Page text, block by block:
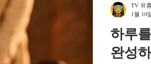
니다.“수입
만,막상 직
편한지 체감하기 어려웠던 것도 사실입니다. 그래서 오늘은
직접 경험
보이는 이
하루
완성
TV 유
1월 10